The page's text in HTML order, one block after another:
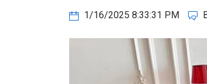
1/16/2025 8:33:31 PM